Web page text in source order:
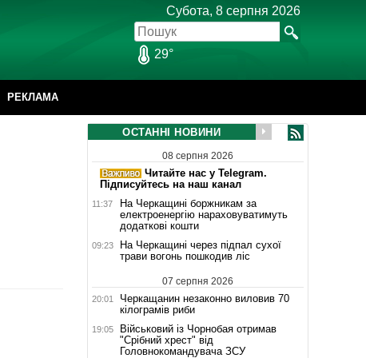
Субота, 8 серпня 2026
29°
РЕКЛАМА
ОСТАННІ НОВИНИ
08 серпня 2026
Читайте нас у Telegram.
Підписуйтесь на наш канал
11:37
На Черкащині боржникам за
електроенергію нараховуватимуть
додаткові кошти
09:23
На Черкащині через підпал сухої
трави вогонь пошкодив ліс
07 серпня 2026
20:01
Черкащанин незаконно виловив 70
кілограмів риби
19:05
Військовий із Чорнобая отримав
"Срібний хрест" від
Головнокомандувача ЗСУ